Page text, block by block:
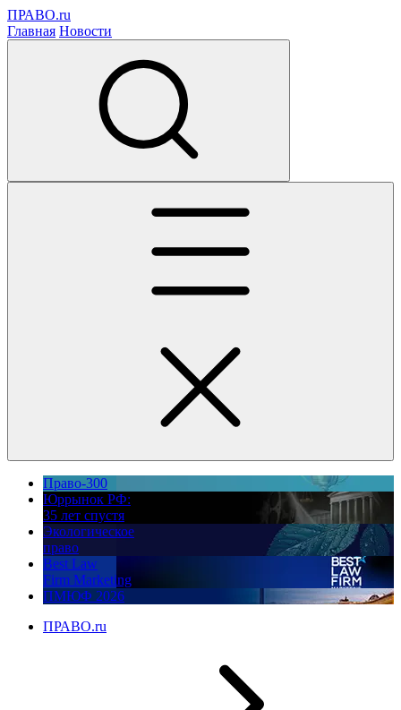
ПРАВО.ru
Главная Новости
Право-300
Юррынок РФ:
35 лет спустя
Экологическое
право
Best Law
Firm Marketing
ПМЮФ 2026
ПРАВО.ru